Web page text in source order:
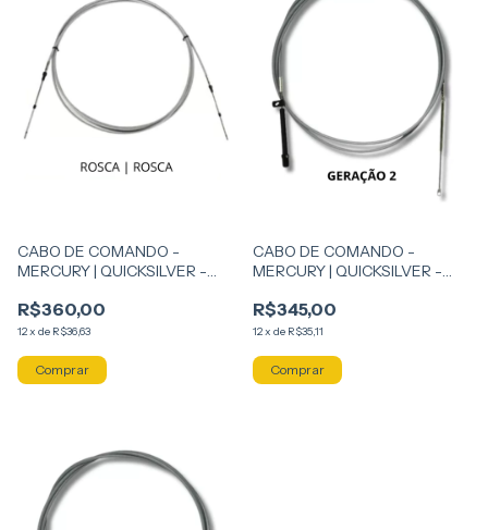
CABO DE COMANDO -
MERCURY | QUICKSILVER -
R$360,00
12x de R$36,63
Comprar
CABO DE COMANDO -
MERCURY | QUICKSILVER -
R$345,00
12x de R$35,11
Comprar